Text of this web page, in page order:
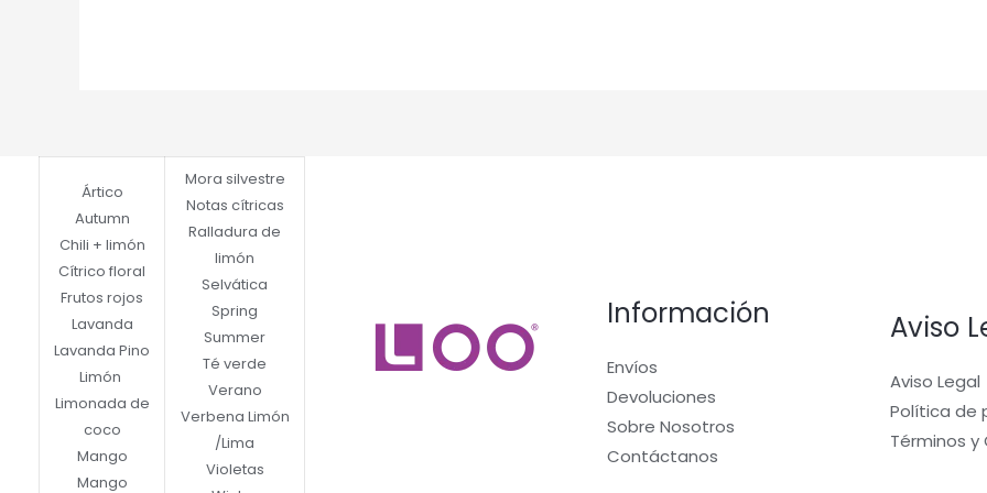
Ártico
Autumn
Chili + limón
Cítrico floral
Frutos rojos
Lavanda
Lavanda Pino
Limón
Limonada de
coco
Mango
Mango
Mora silvestre
Notas cítricas
Ralladura de
limón
Selvática
Spring
Summer
Té verde
Verano
Verbena Limón
/Lima
Violetas
Información
Envíos
Devoluciones
Sobre Nosotros
Contáctanos
Aviso
Aviso Legal
Política de
Términos